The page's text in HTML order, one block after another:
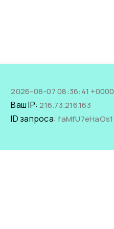
2026-08-07 08:36:41 +0000
Ваш IP:216.73.216.163
ID запроса:faMfU7eHaOs1